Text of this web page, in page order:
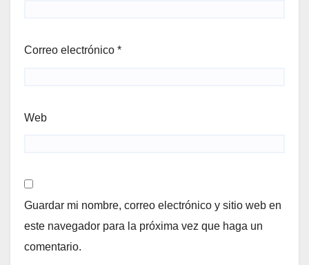
Correo electrónico *
Web
Guardar mi nombre, correo electrónico y sitio web en
este navegador para la próxima vez que haga un
comentario.